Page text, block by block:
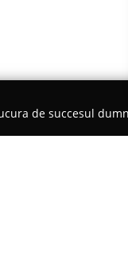
de succesul